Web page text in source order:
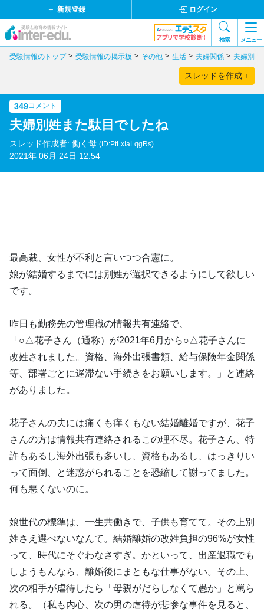
新規登録 ログイン
検索 メニュー
受験情報のトップ 受験情報の掲示板 その他 生活 夫婦関係 夫婦別姓
スレッドを作成 +
349コメント
夫婦別姓また駄目でしたね
スレッド作成者: 働く母 (ID:PtLxIaLqgRs)
2021年 06月 24日 12:54
最高裁、女性が不利と言いつつ合憲に。
娘が結婚するまでには別姓が選択できるようにして欲しい
です。
昨日も勤務先の管理職の情報共有連絡で、
「○△花子さん（通称）が2021年6月から○△花子さんに
改姓されました。資格、海外出張書類、給与保険年金関係
等、部署ごとに遅滞ない手続きをお願いします。」と連絡
がありました。
花子さんの夫には痛くも痒くもない結婚離婚ですが、花子
さんの方は情報共有連絡されるこの理不尽。花子さん、特
許もあるし海外出張も多いし、資格もあるし、はっきりい
って面倒、と迷惑がられることを恐縮して謝ってました。
何も悪くないのに。
娘世代の標準は、一生共働きで、子供も育てて。その上別
姓さえ選べないなんて。結婚離婚の改姓負担の96%が女性
って、時代にそぐわなさすぎ。かといって、出産退職でも
しようもんなら、離婚後にまともな仕事がない。その上、
次の相手が虐待したら「母親がだらしなくて愚か」と罵ら
れる。（私も内心、次の男の虐待が悲惨な事件を見ると、